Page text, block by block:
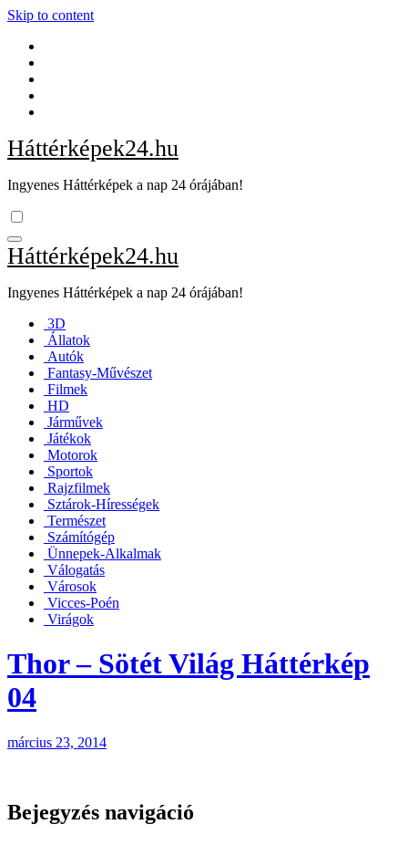
Skip to content
Háttérképek24.hu
Ingyenes Háttérképek a nap 24 órájában!
Háttérképek24.hu
Ingyenes Háttérképek a nap 24 órájában!
3D
Állatok
Autók
Fantasy-Művészet
Filmek
HD
Járművek
Játékok
Motorok
Sportok
Rajzfilmek
Sztárok-Hírességek
Természet
Számítógép
Ünnepek-Alkalmak
Válogatás
Városok
Vicces-Poén
Virágok
Thor – Sötét Világ Háttérkép
04
március 23, 2014
Bejegyzés navigáció